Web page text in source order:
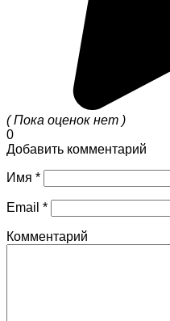
( Пока оценок нет )
0
Добавить комментарий
Имя *
Email *
Комментарий